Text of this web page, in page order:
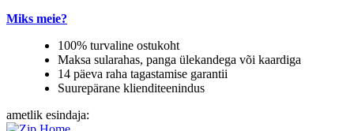
Miks meie?
100% turvaline ostukoht
Maksa sularahas, panga ülekandega või kaardiga
14 päeva raha tagastamise garantii
Suurepärane klienditeenindus
ametlik esindaja: